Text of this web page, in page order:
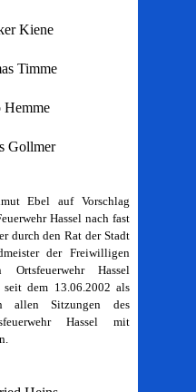
Kiene
Timme
Hemme
Gollmer
Ebel auf Vorschlag
Hassel nach fast
durch den Rat der Stadt
der Freiwilligen
Ortsfeuerwehr Hassel
dem 13.06.2002 als
allen Sitzungen des
Hassel mit